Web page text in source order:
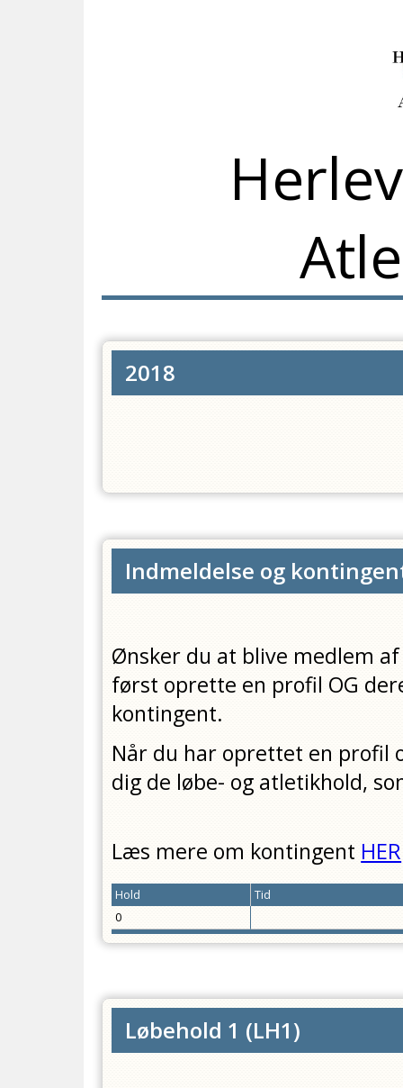
2018
Indmeldelse og
Ønsker du at blive medlem
først oprette en profil OG
kontingent.
Når du har oprettet en profil
dig de løbe- og atletikhold,
Læs mere om kontingent HER
Hold
Tid
0
Løbehold 1 (LH1)